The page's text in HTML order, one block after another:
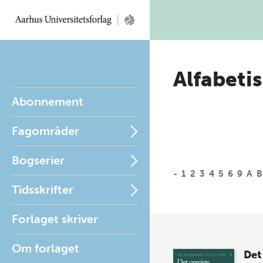
Abonnement
Fagområder
Bogserier
Tidsskrifter
Forlaget skriver
Om forlaget
- 1 2 3 4 5 6 9 A B